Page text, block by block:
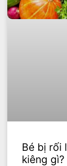
Bé bị rối
kiêng gì?